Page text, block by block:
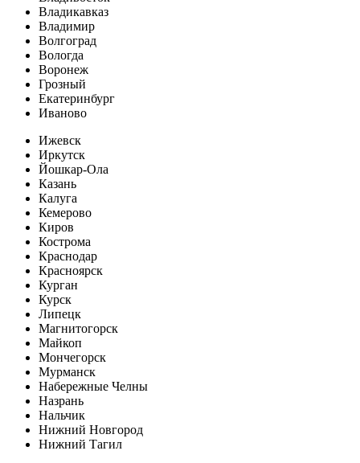
Владикавказ
Владимир
Волгоград
Вологда
Воронеж
Грозный
Екатеринбург
Иваново
Ижевск
Иркутск
Йошкар-Ола
Казань
Калуга
Кемерово
Киров
Кострома
Краснодар
Красноярск
Курган
Курск
Липецк
Магнитогорск
Майкоп
Мончегорск
Мурманск
Набережные Челны
Назрань
Нальчик
Нижний Новгород
Нижний Тагил